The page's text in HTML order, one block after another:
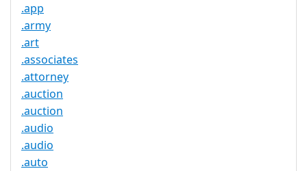
.app
.army
.art
.associates
.attorney
.auction
.auction
.audio
.audio
.auto